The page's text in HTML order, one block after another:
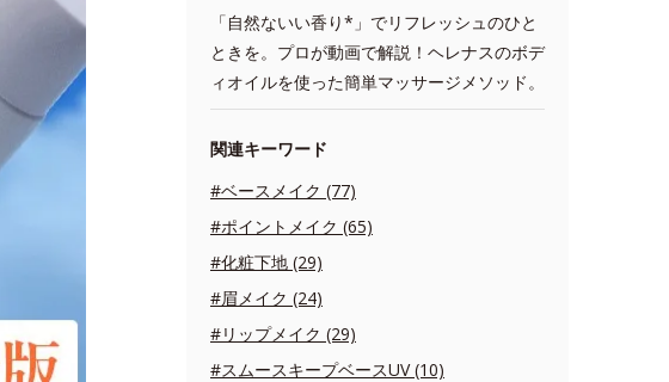
「自然ないい香り*」でリフレッシュのひと
ときを。プロが動画で解説！ヘレナスのボデ
ィオイルを使った簡単マッサージメソッド。
関連キーワード
#ベースメイク (77)
#ポイントメイク (65)
#化粧下地 (29)
#眉メイク (24)
#リップメイク (29)
#スムースキープベースUV (10)